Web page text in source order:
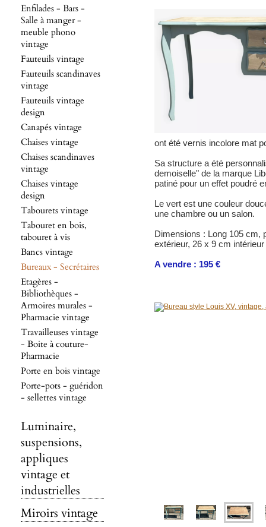
Enfilades - Bars -
Salle à manger -
meuble phono
vintage
Fauteuils vintage
Fauteuils scandinaves
vintage
Fauteuils vintage
design
Canapés vintage
Chaises vintage
Chaises scandinaves
vintage
Chaises vintage
design
Tabourets vintage
Tabouret en bois,
tabouret à vis
Bancs vintage
Bureaux - Secrétaires
Etagères -
Bibliothèques -
Armoires murales -
Pharmacie vintage
Travailleuses vintage
- Boite à couture-
Pharmacie
Porte en bois vintage
Porte-pots - guéridon
- sellettes vintage
Luminaire,
suspensions,
appliques
vintage et
industrielles
Miroirs vintage
ont été vernis incolore mat
Sa structure a été
demoiselle" de la marque
patiné pour un effet poudré
Le vert est une couleur
une chambre ou un salon.
Dimensions : Long 105 cm,
extérieur, 26 x 9 cm intérieur
A vendre : 195 €